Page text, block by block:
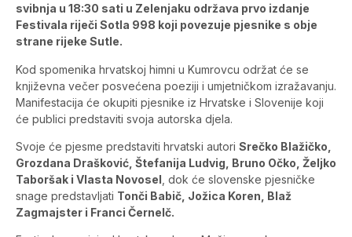
svibnja u 18:30 sati u Zelenjaku održava prvo izdanje
Festivala riječi Sotla 998 koji povezuje pjesnike s obje
strane rijeke Sutle.
Kod spomenika hrvatskoj himni u Kumrovcu održat će se
književna večer posvećena poeziji i umjetničkom izražavanju.
Manifestacija će okupiti pjesnike iz Hrvatske i Slovenije koji
će publici predstaviti svoja autorska djela.
Svoje će pjesme predstaviti hrvatski autori Srečko Blažičko,
Grozdana Drašković, Štefanija Ludvig, Bruno Očko, Željko
Taboršak i Vlasta Novosel , dok će slovenske pjesničke
snage predstavljati Tonči Babič, Jožica Koren, Blaž
Zagmajster i Franci Černelč.